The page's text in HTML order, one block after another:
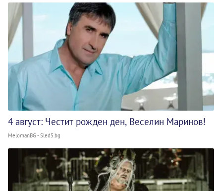
4 август: Честит рожден ден, Веселин Маринов!
MelomanBG - Sled5.bg